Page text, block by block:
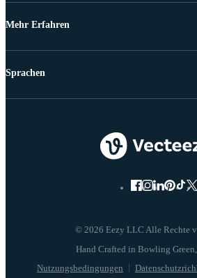
Mehr Erfahren
© 2026 Eezy LLC Alle Rechte
Nutzungsbedingungen
Sprachen